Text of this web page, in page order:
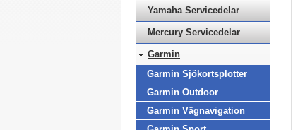
Yamaha Servicedelar
Mercury Servicedelar
Garmin
Garmin Sjökortsplotter
Garmin Outdoor
Garmin Vägnavigation